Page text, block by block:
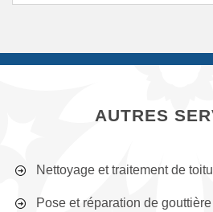
AUTRES
Nettoyage et traitement de
Pose et réparation de